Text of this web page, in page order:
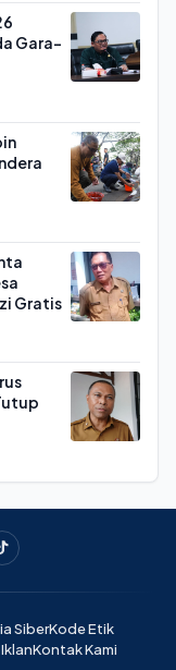
Gara-
Gratis
SiberKode Etik
Kontak Kami